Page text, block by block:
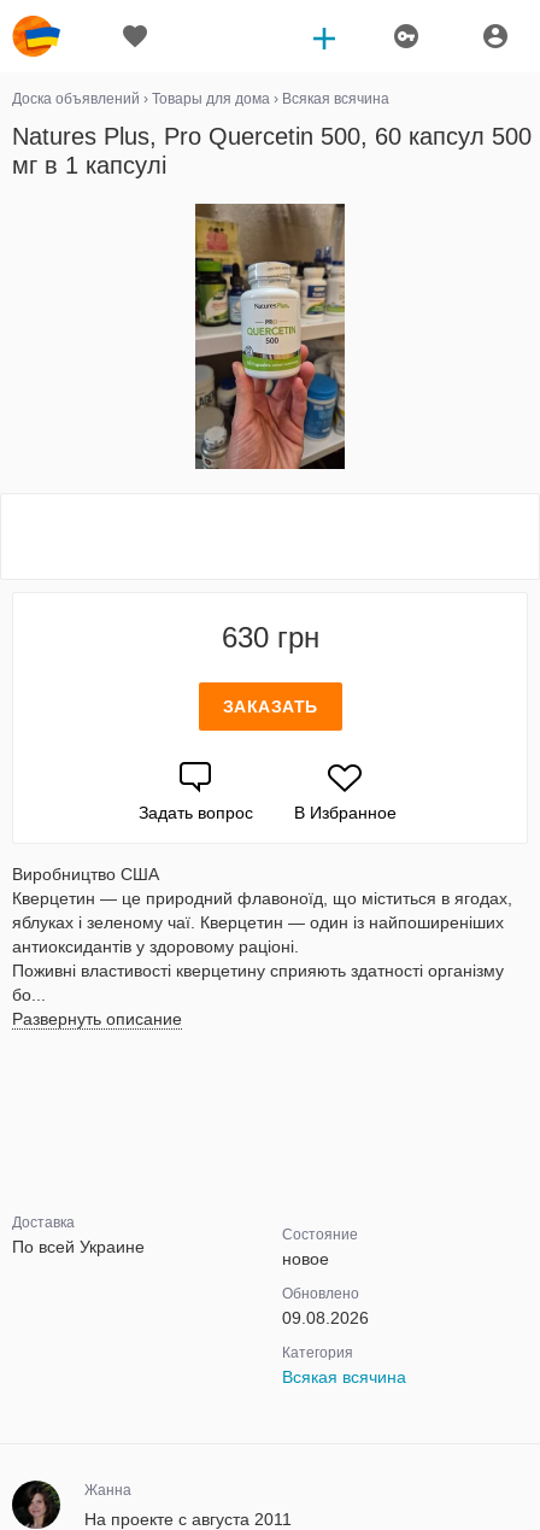
Доска объявлений › Товары для дома › Всякая всячина
Natures Plus, Pro Quercetin 500, 60 капсул 500
мг в 1 капсулі
630 грн
ЗАКАЗАТЬ
Задать вопрос В Избранное
Виробництво США
Кверцетин — це природний флавоноїд, що міститься в ягодах,
яблуках і зеленому чаї. Кверцетин — один із найпоширеніших
антиоксидантів у здоровому раціоні.
Поживні властивості кверцетину сприяють здатності організму
бо...
Развернуть описание
Доставка
По всей Украине
Состояние
новое
Обновлено
09.08.2026
Категория
Всякая всячина
Жанна
На проекте с августа 2011